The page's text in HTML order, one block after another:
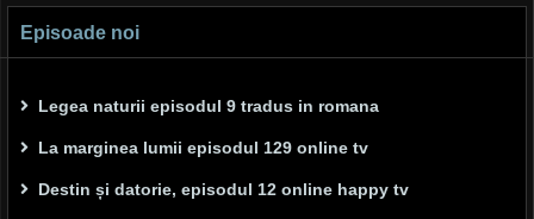
Episoade noi
Legea naturii episodul 9 tradus in romana
La marginea lumii episodul 129 online tv
Destin și datorie, episodul 12 online happy tv